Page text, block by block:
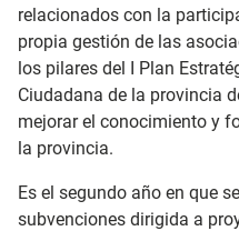
relacionados con la
propia gestión de las
los pilares del I Plan
Ciudadana de la provincia
mejorar el conocimiento y
la provincia.
Es el segundo año en que
subvenciones dirigida a